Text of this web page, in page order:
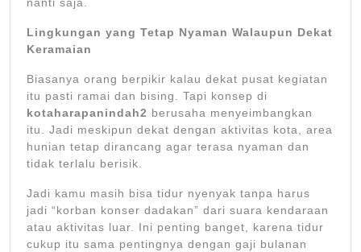
nanti saja.
Lingkungan yang Tetap Nyaman Walaupun Dekat
Keramaian
Biasanya orang berpikir kalau dekat pusat kegiatan
itu pasti ramai dan bising. Tapi konsep di
kotaharapanindah2 berusaha menyeimbangkan
itu. Jadi meskipun dekat dengan aktivitas kota, area
hunian tetap dirancang agar terasa nyaman dan
tidak terlalu berisik.
Jadi kamu masih bisa tidur nyenyak tanpa harus
jadi “korban konser dadakan” dari suara kendaraan
atau aktivitas luar. Ini penting banget, karena tidur
cukup itu sama pentingnya dengan gaji bulanan